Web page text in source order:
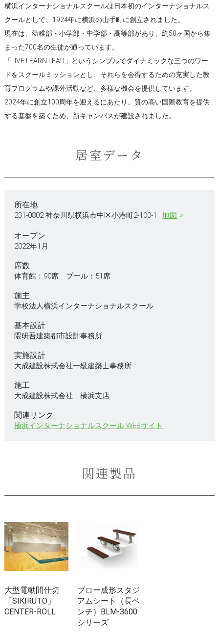
横浜インターナショナルスクールは日本初のインターナショナルス
クールとして、1924年に横浜の山手町に創立されました。
現在は、幼稚部・小学部・中学部・高等部があり、約50ヶ国から集
まった700名の生徒が通っています。
「LIVE LEARN LEAD」というシンプルでダイナミックな三つのワー
ドをスクールミッションとし、それらを会得するための充実した教
育プログラムや課外活動など、多様な機会を提供しています。
2024年に創立100周年を迎えるにあたり、質の高い国際教育を提供
する基盤を築くため、新キャンパスが建設されました。
居室データ
所在地
231-0802 神奈川県横浜市中区小港町2-100-1 地図
オープン
2022年1月
席数
体育館：90席 プール：51席
施主
学校法人横浜インターナショナルスクール
基本設計
隈研吾建築都市設計事務所
実施設計
大成建設株式会社一級建築士事務所
施工
大成建設株式会社 横浜支店
関連リンク
横浜インターナショナルスクール WEBサイト
関連製品
大型電動間仕切
「SIKIRUTO」
CENTER-ROLL
ブロー成形スタジ
アムシート（長ベ
ンチ）BLM-3600
シリーズ